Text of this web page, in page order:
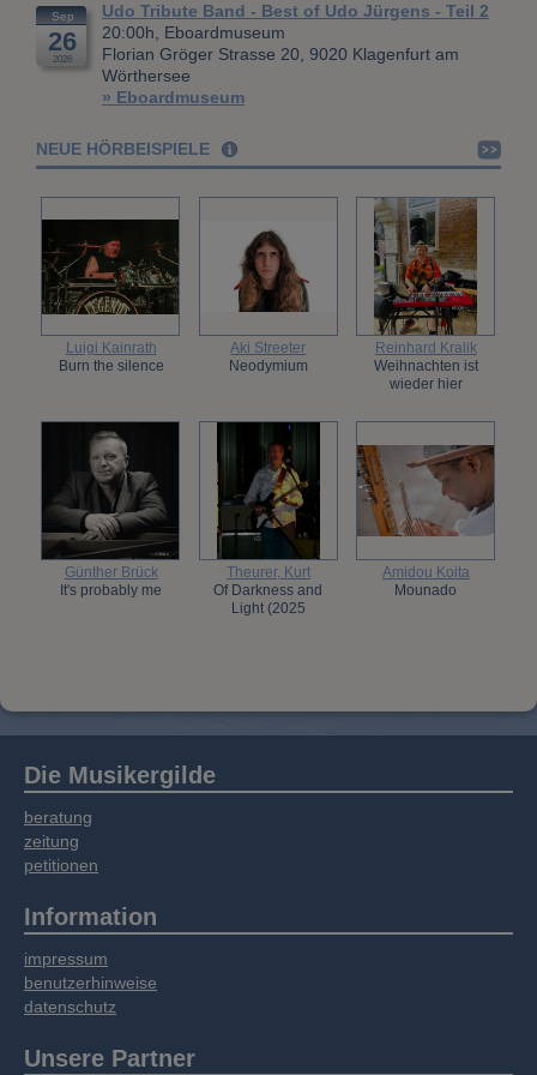
Sep
26
2026
Udo Tribute Band - Best of Udo Jürgens - Teil 2
20:00h, Eboardmuseum
Florian Gröger Strasse 20, 9020 Klagenfurt am
Wörthersee
» Eboardmuseum
NEUE HÖRBEISPIELE
Luigi Kainrath
Burn the silence
Aki Streeter
Neodymium
Reinhard Kralik
Weihnachten ist
wieder hier
Günther Brück
It's probably me
Theurer, Kurt
Of Darkness and
Light (2025
Amidou Koita
Mounado
Die Musikergilde
beratung
zeitung
petitionen
Information
impressum
benutzerhinweise
datenschutz
Unsere Partner